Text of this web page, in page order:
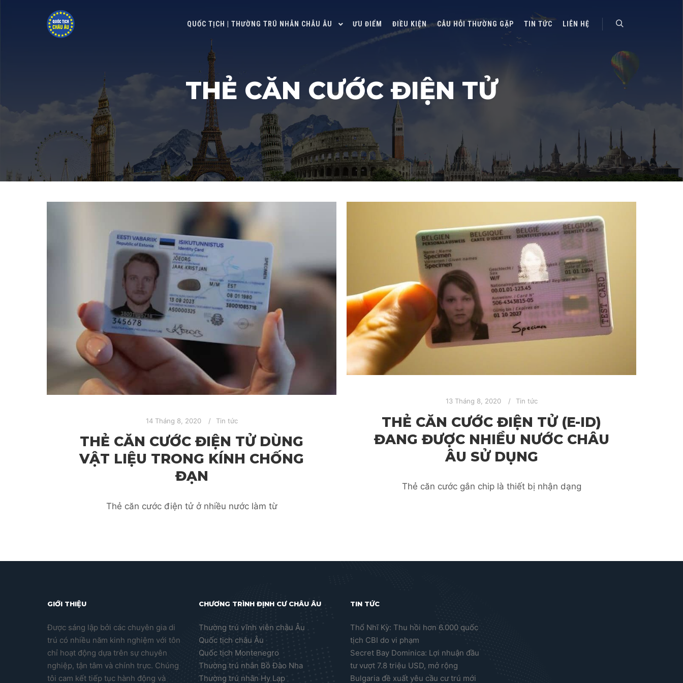
QUỐC TỊCH | THƯỜNG TRÚ NHÂN CHÂU ÂU ƯU ĐIỂM ĐIỀU KIỆN CÂU HỎI THƯỜNG GẶP TIN TỨC LIÊN HỆ
THẺ CĂN CƯỚC ĐIỆN TỬ
14 Tháng 8, 2020 Tin tức
THẺ CĂN CƯỚC ĐIỆN TỬ DÙNG
VẬT LIỆU TRONG KÍNH CHỐNG
ĐẠN
Thẻ căn cước điện tử ở nhiều nước làm từ
13 Tháng 8, 2020 Tin tức
THẺ CĂN CƯỚC ĐIỆN TỬ (E-ID)
ĐANG ĐƯỢC NHIỀU NƯỚC CHÂU
ÂU SỬ DỤNG
Thẻ căn cước gắn chip là thiết bị nhận dạng
GIỚI THIỆU
Được sáng lập bởi các chuyên gia di
trú có nhiều năm kinh nghiệm với tôn
chỉ hoạt động dựa trên sự chuyên
nghiệp, tận tâm và chính trực. Chúng
tôi cam kết tiếp tục hành động và
CHƯƠNG TRÌNH ĐỊNH CƯ CHÂU ÂU
Thường trú vĩnh viễn châu Âu
Quốc tịch châu Âu
Quốc tịch Montenegro
Thường trú nhân Bồ Đào Nha
Thường trú nhân Hy Lạp
TIN TỨC
Thổ Nhĩ Kỳ: Thu hồi hơn 6.000 quốc
tịch CBI do vi phạm
Secret Bay Dominica: Lợi nhuận đầu
tư vượt 7.8 triệu USD, mở rộng
Bulgaria đề xuất yêu cầu cư trú mới